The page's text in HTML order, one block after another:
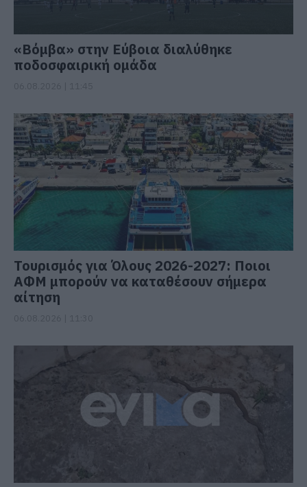
«Βόμβα» στην Εύβοια διαλύθηκε
ποδοσφαιρική ομάδα
Τουρισμός για Όλους 2026-2027: Ποιοι
ΑΦΜ μπορούν να καταθέσουν σήμερα
αίτηση